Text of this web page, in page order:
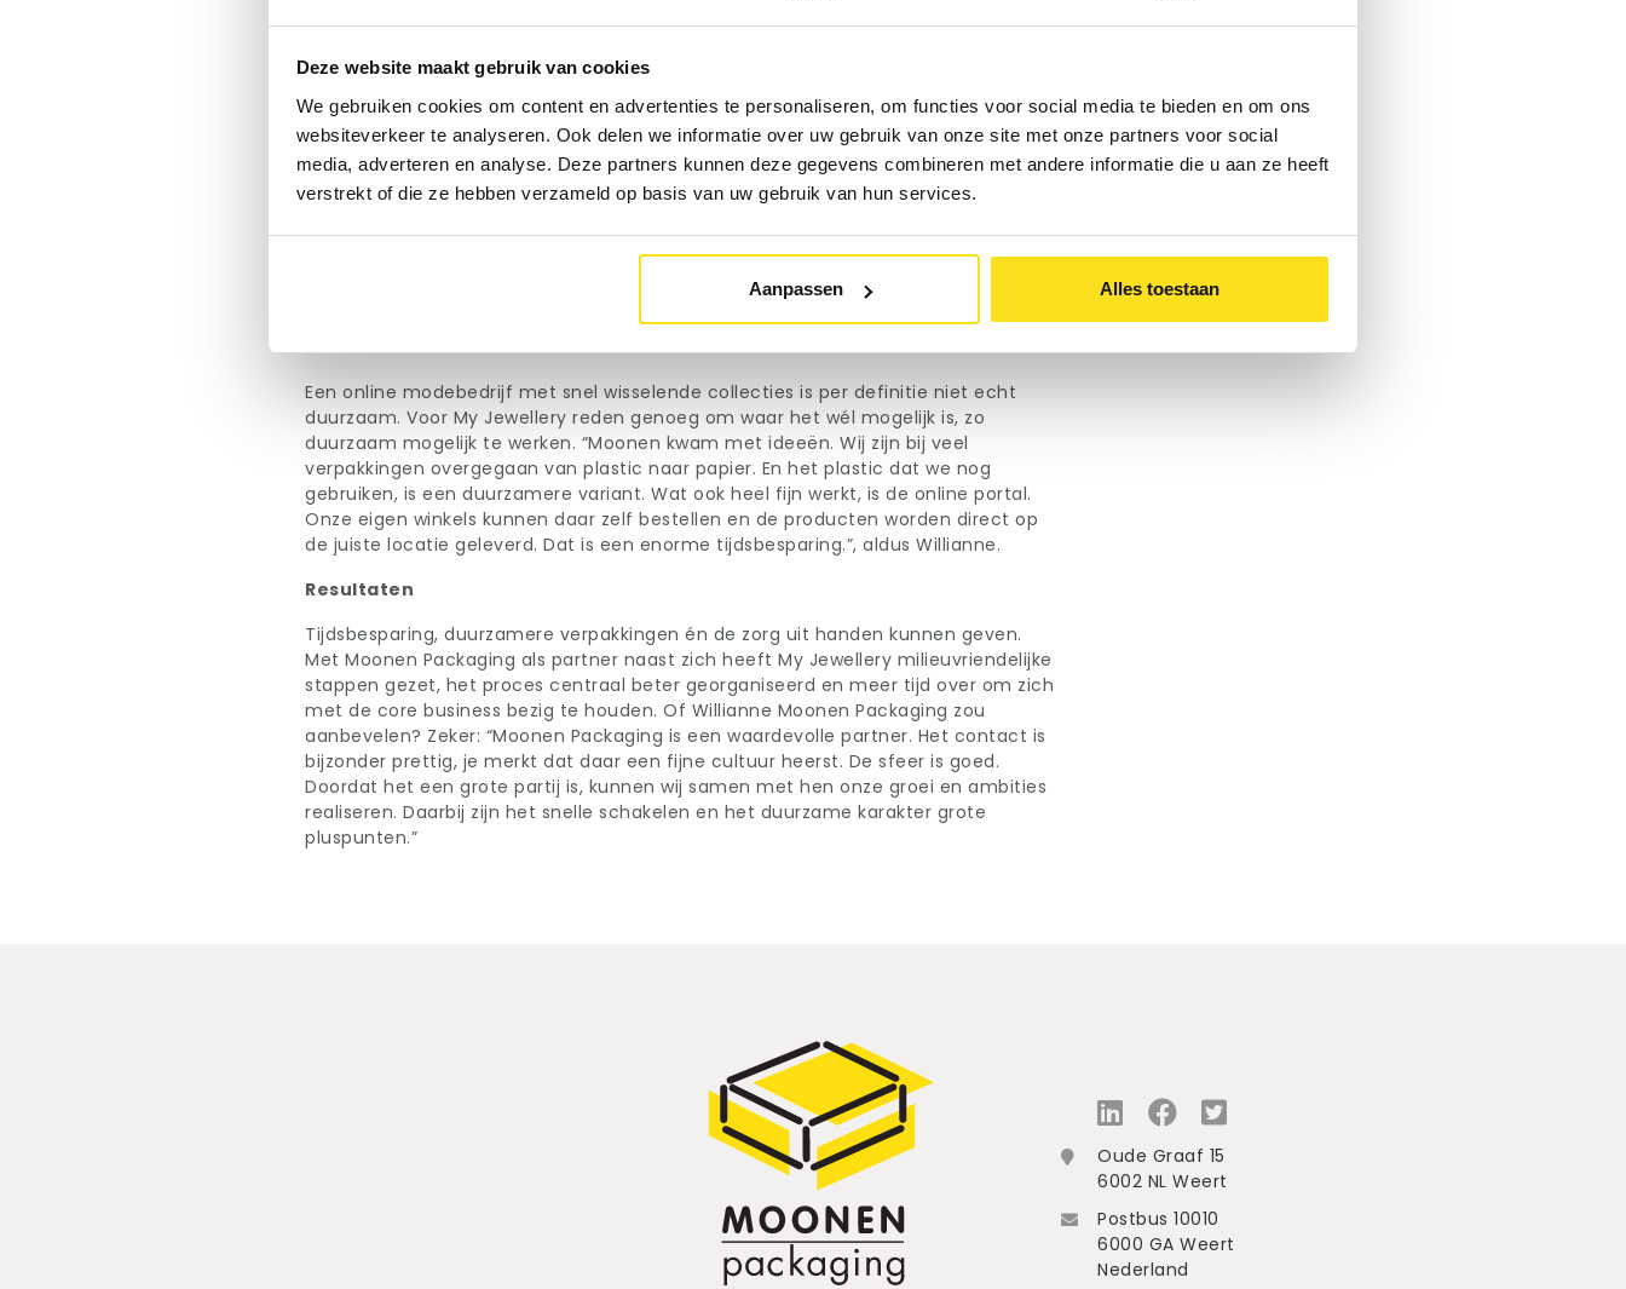
Deze website maakt gebruik van cookies
We gebruiken cookies om content en advertenties te personaliseren, om functies voor social media te bieden en om ons
websiteverkeer te analyseren. Ook delen we informatie over uw gebruik van onze site met onze partners voor social
media, adverteren en analyse. Deze partners kunnen deze gegevens combineren met andere informatie die u aan ze heeft
verstrekt of die ze hebben verzameld op basis van uw gebruik van hun services.
Aanpassen Alles toestaan
Onze toegevoegde waarde
Moonen Packaging bewijst altijd een stap extra te zetten. Vooral in deze lastige
tijden waarbij grondstoffen schaars zijn. Willianne legt uit: “Het is druk en er
gebeurt veel op dit moment. Dat betekent dat we vaak snel moeten schakelen.
Moonen is heel goed bereikbaar en denkt meteen mee in oplossingen. Daarnaast
nemen zij het voorraadbeheer volledig uit handen. Wij hebben nog wel wat op
Moonen zorgt voor de forecasting en zo grijpen wij nooit mis op verpakkingen. We
stemmen regelmatig af, omdat we vaak vernieuwen en hard groeien, maar verder
Innovatie en duurzaamheid
Een online modebedrijf met snel wisselende collecties is per definitie niet echt
duurzaam. Voor My Jewellery reden genoeg om waar het wél mogelijk is, zo
duurzaam mogelijk te werken. “Moonen kwam met ideeën. Wij zijn bij veel
verpakkingen overgegaan van plastic naar papier. En het plastic dat we nog
gebruiken, is een duurzamere variant. Wat ook heel fijn werkt, is de online portal.
Onze eigen winkels kunnen daar zelf bestellen en de producten worden direct op
de juiste locatie geleverd. Dat is een enorme tijdsbesparing.”, aldus Willianne.
Resultaten
Tijdsbesparing, duurzamere verpakkingen én de zorg uit handen kunnen geven.
Met Moonen Packaging als partner naast zich heeft My Jewellery milieuvriendelijke
stappen gezet, het proces centraal beter georganiseerd en meer tijd over om zich
met de core business bezig te houden. Of Willianne Moonen Packaging zou
aanbevelen? Zeker: “Moonen Packaging is een waardevolle partner. Het contact is
bijzonder prettig, je merkt dat daar een fijne cultuur heerst. De sfeer is goed.
Doordat het een grote partij is, kunnen wij samen met hen onze groei en ambities
realiseren. Daarbij zijn het snelle schakelen en het duurzame karakter grote
pluspunten.”
Oude Graaf 15
6002 NL Weert
Postbus 10010
6000 GA Weert
Nederland